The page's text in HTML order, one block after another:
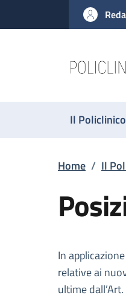
al contenuto principale
to footer content
Il Policlinico
Home / Il
In
relative ai
ultime